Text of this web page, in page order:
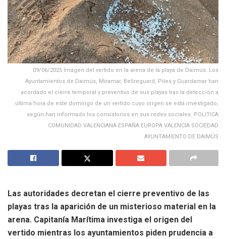
09/06/2025 Imagen del vertido en la arena de la playa de Daimús. Los
Ayuntamientos de Daimús, Miramar, Bellreguard, Piles y Guardamar han
acordado el cierre temporal y preventivo de sus playas tras la detección a
última hora de este domingo de un vertido cuyo origen se está investigado,
según han informado los consistorios en sus redes sociales. POLITICA
COMUNIDAD VALENCIANA ESPAÑA EUROPA VALENCIA SOCIEDAD
AYUNTAMIENTO DE DAIMÚS
Las autoridades decretan el cierre preventivo de las
playas tras la aparición de un misterioso material en la
arena. Capitanía Marítima investiga el origen del
vertido mientras los ayuntamientos piden prudencia a